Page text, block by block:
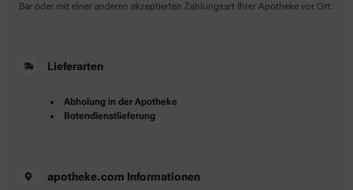
Bar oder mit einer anderen akzeptierten Zahlungsart Ihrer Apotheke vor Ort.
Lieferarten
Abholung in der Apotheke
Botendienstlieferung
apotheke.com Informationen